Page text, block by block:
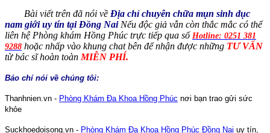
Bài viết trên đã nói về Địa chỉ chuyên chữa mụn sinh dục
nam giới uy tín tại Đồng NaiNếu độc giả vẫn còn thắc mắc có thể
liên hệ Phòng khám Hồng Phúc trực tiếp qua số Hotline: 0251 381
9288 hoặc nhấp vào khung chat bên để nhận được những TƯ VẤN
từ bác sĩ hoàn toàn MIỄN PHÍ.
Báo chí nói về chúng tôi:
Thanhnien.vn - Phòng Khám Đa Khoa Hồng Phúc nơi bạn trao gửi sức
khỏe
Suckhoedoisong.vn - Phòng Khám Đa Khoa Hồng Phúc Đồng Nai uy tín,